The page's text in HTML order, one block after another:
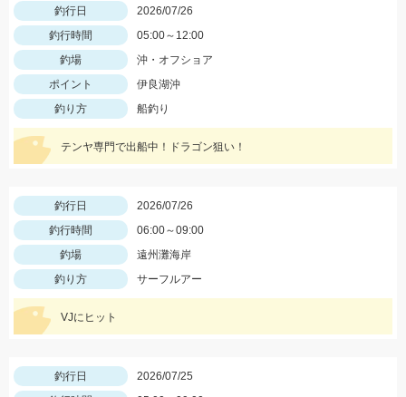
釣行日
2026/07/26
釣行時間
05:00～12:00
釣場
沖・オフショア
ポイント
伊良湖沖
釣り方
船釣り
テンヤ専門で出船中！ドラゴン狙い！
釣行日
2026/07/26
釣行時間
06:00～09:00
釣場
遠州灘海岸
釣り方
サーフルアー
VJにヒット
釣行日
2026/07/25